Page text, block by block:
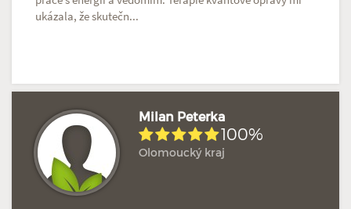
ukázala, že skutečn...
Milan Peterka
100%
Olomoucký kraj
Hodnoceno: 2×